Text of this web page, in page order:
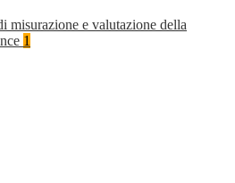
misurazione e valutazione della
1